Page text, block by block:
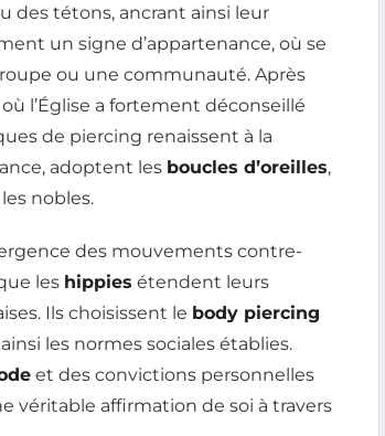
des tétons, ancrant ainsi leur
un signe d’appartenance, où se
ou une communauté. Après
l’Église a fortement déconseillé
de piercing renaissent à la
adoptent les boucles d’oreilles,
nobles.
des mouvements contre-
les hippies étendent leurs
Ils choisissent le body piercing
les normes sociales établies.
et des convictions personnelles
véritable affirmation de soi à travers